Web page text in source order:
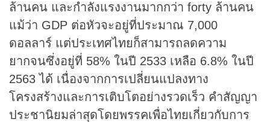
ล้านคน และกำลังแรงงานมากกว่า forty ล้านคน
แม้ว่า GDP ต่อหัวจะอยู่ที่ประมาณ 7,000
ดอลลาร์ แต่ประเทศไทยก็สามารถลดความ
ยากจนซึ่งอยู่ที่ 58% ในปี 2533 เหลือ 6.8% ในปี
2563 ได้ เนื่องจากการเปลี่ยนแปลงทาง
โครงสร้างและการเติบโตอย่างรวดเร็ว คำสัญญา
ประชานิยมล่าสุดโดยพรรคเพื่อไทยเกี่ยวกับการ